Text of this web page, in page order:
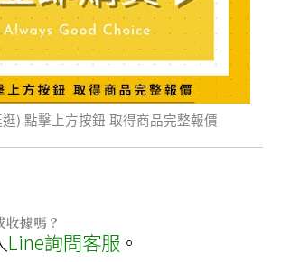
) 點擊上方按鈕 取得商品完整報價
據嗎？
Line詢問客服 。